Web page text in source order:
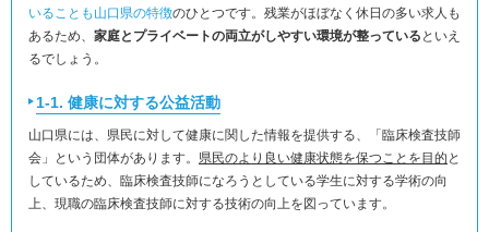
いることも山口県の特徴のひとつです。残業がほぼなく休日の多い求人も
あるため、 家庭とプライベートの両立がしやすい環境が整っている といえ
るでしょう。
1-1. 健康に対する公益活動
山口県には、県民に対して健康に関した情報を提供する、「臨床検査技師
会」という団体があります。 県民のより良い健康状態を保つことを目的 と
しているため、臨床検査技師になろうとしている学生に対する学術の向
上、現職の臨床検査技師に対する技術の向上を図っています。